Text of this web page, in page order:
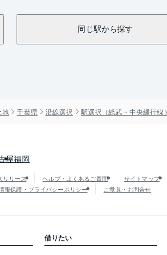
同じ駅から探す
地 千葉県 沿線選択 駅選択（総武・中央緩行線）
屋福岡
リリース ヘルプ・よくあるご質問 サイトマップ
報保護・プライバシーポリシー ご意見・お問合せ
借りたい